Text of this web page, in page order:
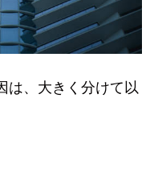
は、大きく分けて以